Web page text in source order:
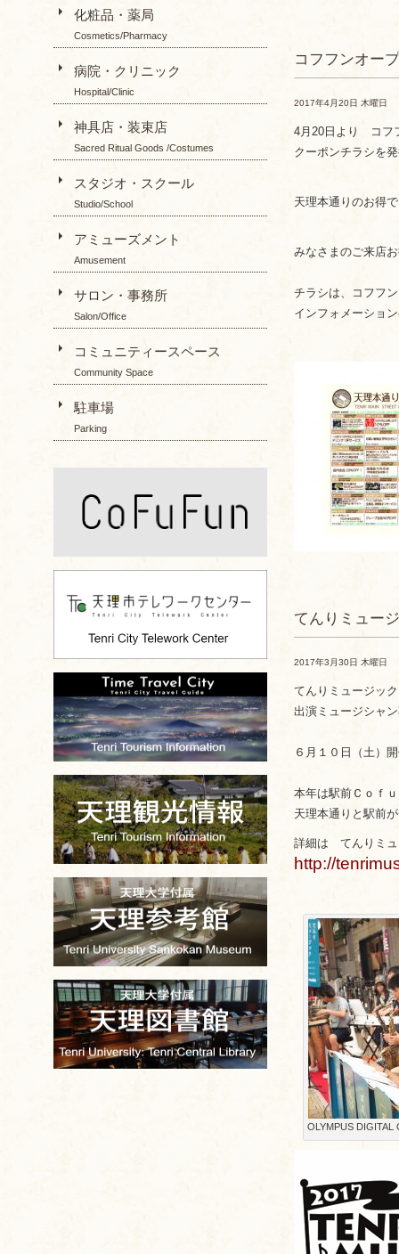
コフフンオー
2017年4月20日 木曜日
4月20日より コフ
クーポンチラシを
天理本通りのお得
みなさまのご来店
チラシは、コフフ
インフォメーショ
てんりミュー
2017年3月30日 木曜日
てんりミュージッ
出演ミュージシャ
６月１０日（土）
本年は駅前Ｃｏｆ
天理本通りと駅前
詳細は てんりミュ
http://
OLYMPUS DIGITAL
化粧品・薬局
Cosmetics/Pharmacy
病院・クリニック
Hospital/Clinic
神具店・装束店
Sacred Ritual Goods /Costumes
スタジオ・スクール
Studio/School
アミューズメント
Amusement
サロン・事務所
Salon/Office
コミュニティースペース
Community Space
駐車場
Parking